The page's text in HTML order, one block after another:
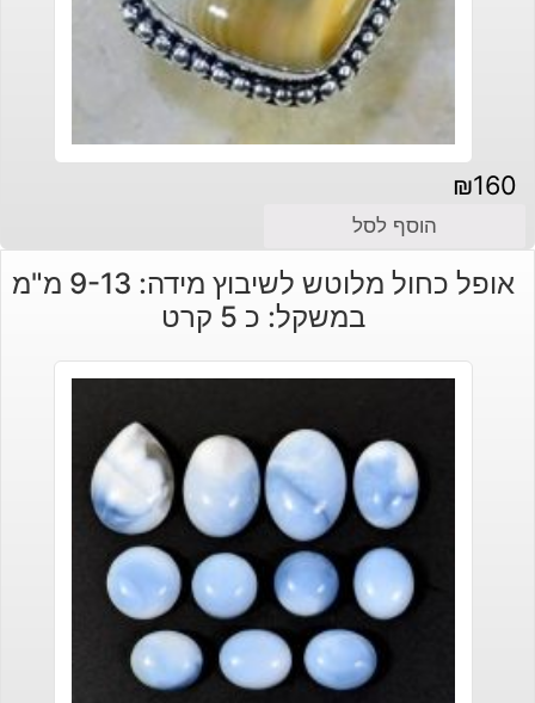
₪160
הוסף לסל
אופל כחול מלוטש לשיבוץ מידה: 9-13 מ"מ
במשקל: כ 5 קרט